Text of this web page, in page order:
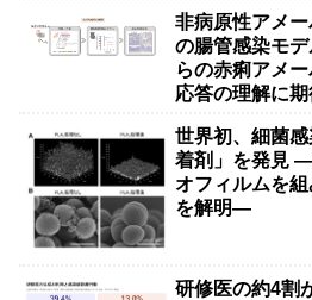
非病原性アメ
の腸管感染モ
らの赤痢アメ
応答の理解に
世界初、細菌
着剤」を発見
オフィルムを
を解明―
研修医の約4割